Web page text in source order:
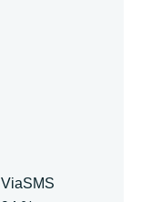
ViaSMS